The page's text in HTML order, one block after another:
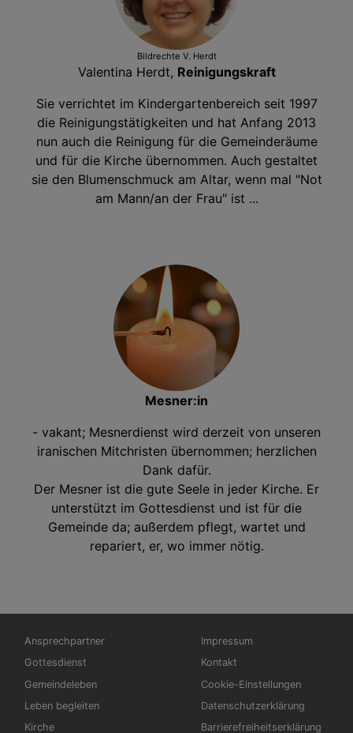
Bildrechte V. Herdt
Valentina Herdt, Reinigungskraft
Sie verrichtet im Kindergartenbereich seit 1997
die Reinigungstätigkeiten und hat Anfang 2013
nun auch die Reinigung für die Gemeinderäume
und für die Kirche übernommen. Auch gestaltet
sie den Blumenschmuck am Altar, wenn mal "Not
am Mann/an der Frau" ist ...
Mesner:in
- vakant; Mesnerdienst wird derzeit von unseren
iranischen Mitchristen übernommen; herzlichen
Dank dafür.
Der Mesner ist die gute Seele in jeder Kirche. Er
unterstützt im Gottesdienst und ist für die
Gemeinde da; außerdem pflegt, wartet und
repariert, er, wo immer nötig.
Hauptnavigation
Ansprechpartner
Gottesdienst
Gemeindeleben
Leben begleiten
Kirche
Fußbereichsmenü
Impressum
Kontakt
Cookie-Einstellungen
Datenschutzerklärung
Barrierefreiheitserklärung